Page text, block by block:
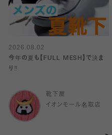
2026.08.02
今年の夏も【FULL MESH】で決ま
り️‼️
靴下屋
イオンモール名取店